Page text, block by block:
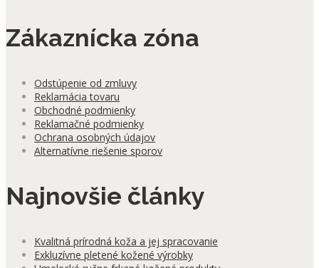
Zákaznícka zóna
Odstúpenie od zmluvy
Reklamácia tovaru
Obchodné podmienky
Reklamačné podmienky
Ochrana osobných údajov
Alternatívne riešenie sporov
Najnovšie články
Kvalitná prírodná koža a jej spracovanie
Exkluzívne pletené kožené výrobky